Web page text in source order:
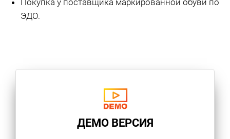
Покупка у поставщика маркированной обуви по
ЭДО.
ДЕМО ВЕРСИЯ